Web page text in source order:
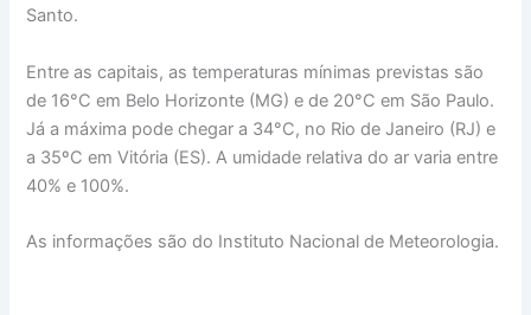
Santo.
Entre as capitais, as temperaturas mínimas previstas são
de 16°C em Belo Horizonte (MG) e de 20°C em São Paulo.
Já a máxima pode chegar a 34°C, no Rio de Janeiro (RJ) e
a 35ºC em Vitória (ES). A umidade relativa do ar varia entre
40% e 100%.
As informações são do Instituto Nacional de Meteorologia.